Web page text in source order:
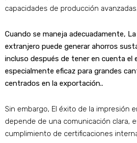
capacidades de producción avanzadas.
Cuando se maneja adecuadamente,
extranjero puede generar ahorros
incluso después de tener en cuenta el
especialmente eficaz para grandes
centrados en la exportación..
Sin embargo, El éxito de la impresión
depende de una comunicación clara,
cumplimiento de certificaciones